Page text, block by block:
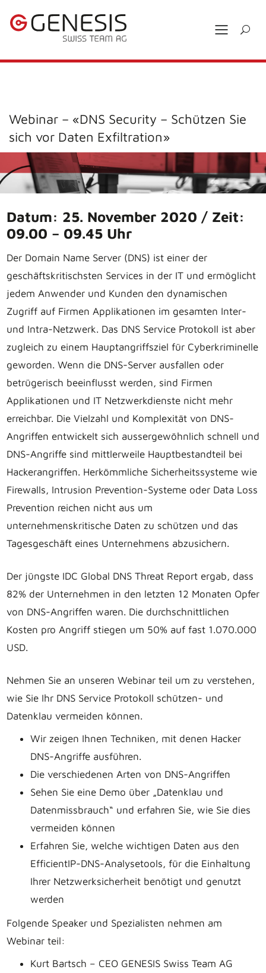
Webinar – «DNS Security – Schützen Sie
sich vor Daten Exfiltration»
Datum: 25. November 2020 / Zeit:
09.00 – 09.45 Uhr
Der Domain Name Server (DNS) ist einer der
geschäftskritischsten Services in der IT und ermöglicht
jedem Anwender und Kunden den dynamischen
Zugriff auf Firmen Applikationen im gesamten Inter-
und Intra-Netzwerk. Das DNS Service Protokoll ist aber
zugleich zu einem Hauptangriffsziel für Cyberkriminelle
geworden. Wenn die DNS-Server ausfallen oder
betrügerisch beeinflusst werden, sind Firmen
Applikationen und IT Netzwerkdienste nicht mehr
erreichbar. Die Vielzahl und Komplexität von DNS-
Angriffen entwickelt sich aussergewöhnlich schnell und
DNS-Angriffe sind mittlerweile Hauptbestandteil bei
Hackerangriffen. Herkömmliche Sicherheitssysteme wie
Firewalls, Intrusion Prevention-Systeme oder Data Loss
Prevention reichen nicht aus um
unternehmenskritische Daten zu schützen und das
Tagesgeschäft eines Unternehmens abzusichern.
Der jüngste IDC Global DNS Threat Report ergab, dass
82% der Unternehmen in den letzten 12 Monaten Opfer
von DNS-Angriffen waren. Die durchschnittlichen
Kosten pro Angriff stiegen um 50% auf fast 1.070.000
USD.
Nehmen Sie an unseren Webinar teil um zu verstehen,
wie Sie Ihr DNS Service Protokoll schützen- und
Datenklau vermeiden können.
Wir zeigen Ihnen Techniken, mit denen Hacker
DNS-Angriffe ausführen.
Die verschiedenen Arten von DNS-Angriffen
Sehen Sie eine Demo über „Datenklau und
Datenmissbrauch“ und erfahren Sie, wie Sie dies
vermeiden können
Erfahren Sie, welche wichtigen Daten aus den
EfficientIP-DNS-Analysetools, für die Einhaltung
Ihrer Netzwerksicherheit benötigt und genutzt
werden
Folgende Speaker und Spezialisten nehmen am
Webinar teil:
Kurt Bartsch – CEO GENESIS Swiss Team AG